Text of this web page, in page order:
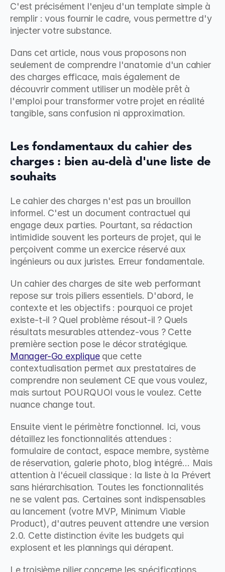
C'est précisément l'enjeu d'un template simple à
remplir : vous fournir le cadre, vous permettre d'y
injecter votre substance.
Dans cet article, nous vous proposons non
seulement de comprendre l'anatomie d'un cahier
des charges efficace, mais également de
découvrir comment utiliser un modèle prêt à
l'emploi pour transformer votre projet en réalité
tangible, sans confusion ni approximation.
Les fondamentaux du cahier des
charges : bien au-delà d'une liste de
souhaits
Le cahier des charges n'est pas un brouillon
informel. C'est un document contractuel qui
engage deux parties. Pourtant, sa rédaction
intimidide souvent les porteurs de projet, qui le
perçoivent comme un exercice réservé aux
ingénieurs ou aux juristes. Erreur fondamentale.
Un cahier des charges de site web performant
repose sur trois piliers essentiels. D'abord, le
contexte et les objectifs : pourquoi ce projet
existe-t-il ? Quel problème résout-il ? Quels
résultats mesurables attendez-vous ? Cette
Manager-Go explique que cette
contextualisation permet aux prestataires de
comprendre non seulement CE que vous voulez,
mais surtout POURQUOI vous le voulez. Cette
nuance change tout.
Ensuite vient le périmètre fonctionnel. Ici, vous
détaillez les fonctionnalités attendues :
formulaire de contact, espace membre, système
de réservation, galerie photo, blog intégré... Mais
attention à l'écueil classique : la liste à la Prévert
sans hiérarchisation. Toutes les fonctionnalités
ne se valent pas. Certaines sont indispensables
au lancement (votre MVP, Minimum Viable
Product), d'autres peuvent attendre une version
2.0. Cette distinction évite les budgets qui
explosent et les plannings qui dérapent.
Le troisième pilier concerne les spécifications